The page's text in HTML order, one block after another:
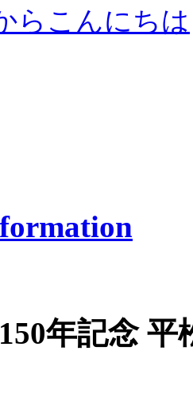
らこんにちは
年記念 平